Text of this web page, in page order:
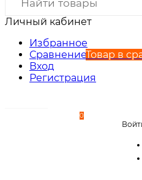
Личный кабинет
Избранное
СравнениеТовар в
Вход
Регистрация
0